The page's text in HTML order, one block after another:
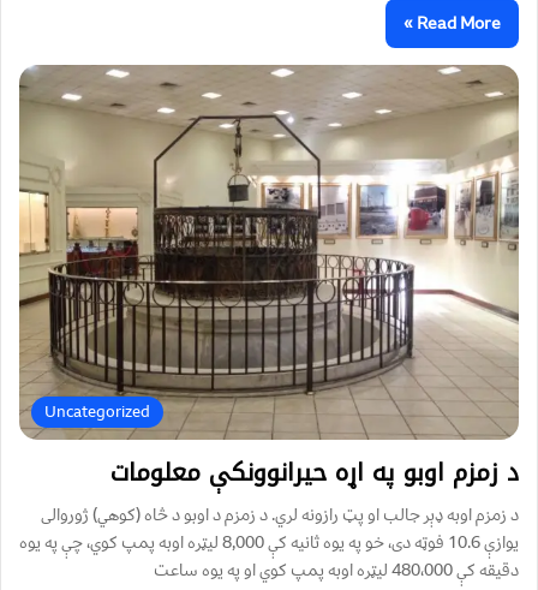
Read More »
Uncategorized
د زمزم اوبو په اړه حیرانوونکې معلومات
د زمزم اوبه ډېر جالب او پټ رازونه لري. د زمزم د اوبو د څاه (کوهي) ژوروالی
یوازې 10.6 فوټه دی، خو په یوه ثانیه کې 8,000 ليټره اوبه پمپ کوي، چې په یوه
دقیقه کې 480،000 ليټره اوبه پمپ کوي او په یوه ساعت